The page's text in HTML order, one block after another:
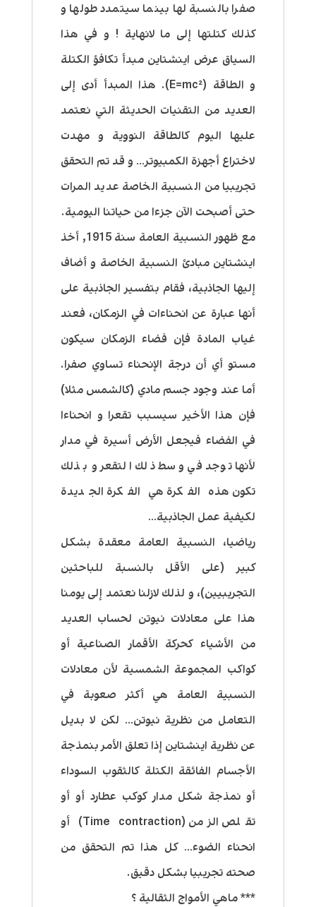
صفرا بالنسبة لها بينما سيتمدد طولها و
كذلك كتلتها إلى ما لانهاية ! و في هذا
السياق عرض اينشتاين مبدأ تكافؤ الكتلة
و الطاقة (E=mc²). هذا المبدأ أدى إلى
العديد من التقنيات الحديثة التي نعتمد
عليها اليوم كالطاقة النووية و مهدت
لاختراع أجهزة الكمبيوتر… و قد تم التحقق
تجريبيا من النسبية الخاصة عديد المرات
حتى أصبحت الآن جزءا من حياتنا اليومية.
مع ظهور النسبية العامة سنة 1915, أخذ
اينشتاين مبادئ النسبية الخاصة و أضاف
إليها الجاذبية، فقام بتفسير الجاذبية على
أنها عبارة عن انحناءات في الزمكان، فعند
غياب المادة فإن فضاء الزمكان سيكون
مستو أي أن درجة الإنحناء تساوي صفرا.
أما عند وجود جسم مادي (كالشمس مثلا)
فإن هذا الأخير سيسبب تقعرا و انحناءا
في الفضاء فيجعل الأرض أسيرة في مدار
لأنها توجد في وسط ذلك التقعر و بذلك
تكون هذه الفكرة هي الفكرة الجديدة
لكيفية عمل الجاذبية…
رياضيا، النسبية العامة معقدة بشكل
كبير (على الأقل بالنسبة للباحثين
التجريبيين)، و لذلك لازلنا نعتمد إلى يومنا
هذا على معادلات نيوتن لحساب العديد
من الأشياء كحركة الأقمار الصناعية أو
كواكب المجموعة الشمسية لأن معادلات
النسبية العامة هي أكثر صعوبة في
التعامل من نظرية نيوتن… لكن لا بديل
عن نظرية اينشتاين إذا تعلق الأمر بنمذجة
الأجسام الفائقة الكتلة كالثقوب السوداء
أو نمذجة شكل مدار كوكب عطارد أو أو
تقلص الزمن (Time contraction) أو
انحناء الضوء… كل هذا تم التحقق من
صحته تجريبيا بشكل دقيق.
*** ماهي الأمواج الثقالية ؟